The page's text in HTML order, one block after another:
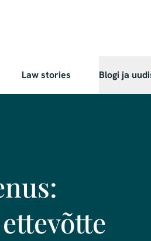
Law stories Blogi ja